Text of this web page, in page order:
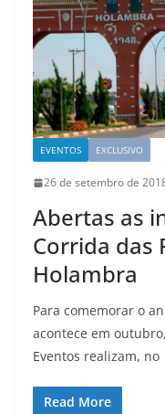
EVENTOS EXCLUSIVO
26 de setembro de
Abertas as
Corrida das
Holambra
Para comemorar o
acontece em
Eventos realizam, no
Read More